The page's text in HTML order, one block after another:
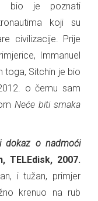
bio je poznati
koji su
civilizacije. Prije
Immanuel
toga, Sitchin je bio
o čemu sam
Neće biti smaka
dokaz o nadmoći
TELEdisk, 2007.
i tužan, primjer
krenuo na rub